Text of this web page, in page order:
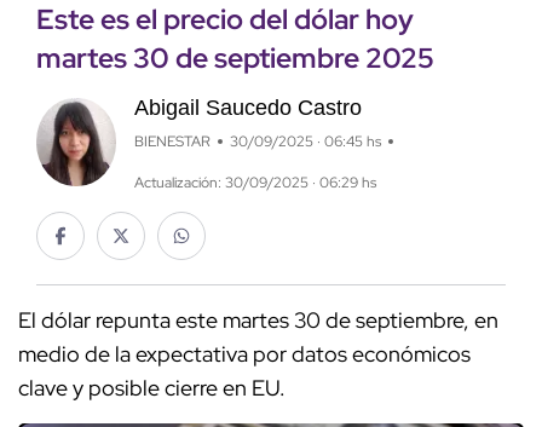
Este es el precio del dólar hoy
martes 30 de septiembre 2025
Abigail Saucedo Castro
BIENESTAR 30/09/2025 · 06:45 hs
Actualización: 30/09/2025 · 06:29 hs
El dólar repunta este martes 30 de septiembre, en
medio de la expectativa por datos económicos
clave y posible cierre en EU.